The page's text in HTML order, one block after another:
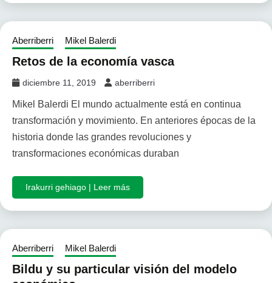
Aberriberri Mikel Balerdi
Retos de la economía vasca
diciembre 11, 2019 aberriberri
Mikel Balerdi El mundo actualmente está en continua
transformación y movimiento. En anteriores épocas de la
historia donde las grandes revoluciones y
transformaciones económicas duraban
Irakurri gehiago | Leer más
Aberriberri Mikel Balerdi
Bildu y su particular visión del modelo